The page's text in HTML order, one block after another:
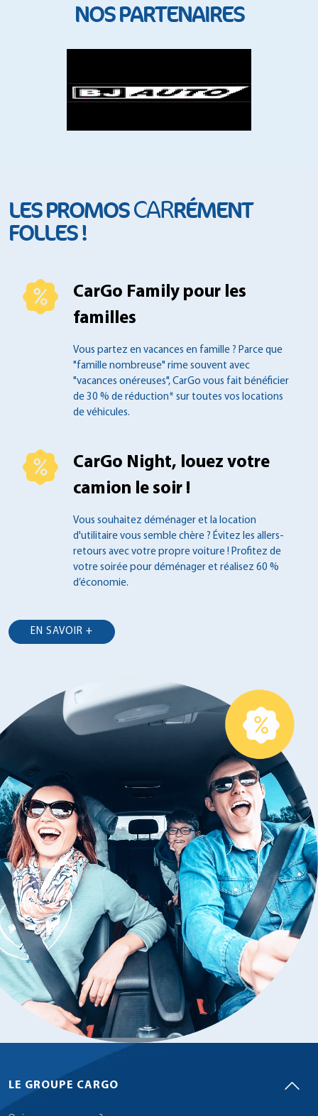
NOS PARTENAIRES
LES PROMOSCARRÉMENT
FOLLES !
CarGo Family pour les
familles
Vous partez en vacances en famille ? Parce que
"famille nombreuse" rime souvent avec
"vacances onéreuses", CarGo vous fait bénéficier
de 30 % de réduction* sur toutes vos locations
de véhicules.
CarGo Night, louez votre
camion le soir !
Vous souhaitez déménager et la location
d'utilitaire vous semble chère ? Évitez les allers-
retours avec votre propre voiture ! Profitez de
votre soirée pour déménager et réalisez 60 %
d’économie.
EN SAVOIR +
LE GROUPE CARGO